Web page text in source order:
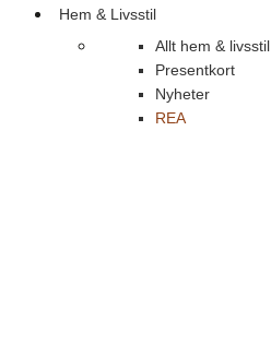
Hem & Livsstil
Allt hem & livsstil
Presentkort
Nyheter
REA